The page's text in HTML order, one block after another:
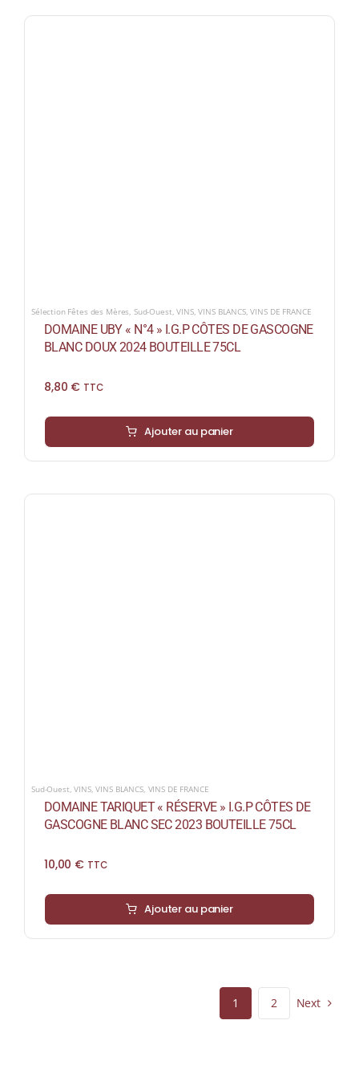
Sélection Fêtes des Mères Sud-Ouest ,VINS,VINS BLANCS,VINS DE FRANCE
DOMAINE UBY « N°4 » I.G.P CÔTES DE GASCOGNE
BLANC DOUX 2024 BOUTEILLE 75CL
8,80 € TTC
Ajouter au panier
Sud-Ouest ,VINS,VINS BLANCS, VINS DE FRANCE
DOMAINE TARIQUET « RÉSERVE » I.G.P CÔTES DE
GASCOGNE BLANC SEC 2023 BOUTEILLE 75CL
10,00 € TTC
Ajouter au panier
1 2 Next